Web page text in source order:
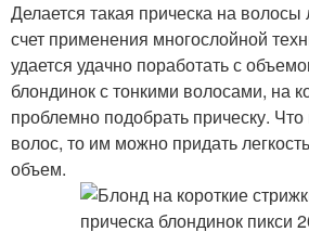
Делается такая прическа на волосы
счет применения многослойной
удается удачно поработать с
блондинок с тонкими волосами, на
проблемно подобрать прическу. Что
волос, то им можно придать
объем.